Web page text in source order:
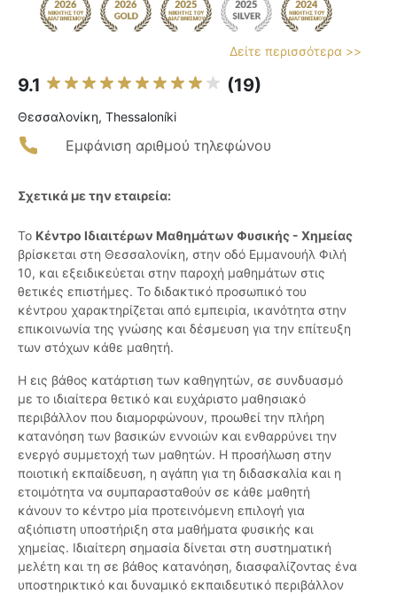
Δείτε περισσότερα >>
9.1 (19)
Θεσσαλονίκη, Thessaloníki
Εμφάνιση αριθμού τηλεφώνου
Σχετικά με την εταιρεία:
Το Κέντρο Ιδιαιτέρων Μαθημάτων Φυσικής - Χημείας
βρίσκεται στη Θεσσαλονίκη, στην οδό Εμμανουήλ Φιλή
10, και εξειδικεύεται στην παροχή μαθημάτων στις
θετικές επιστήμες. Το διδακτικό προσωπικό του
κέντρου χαρακτηρίζεται από εμπειρία, ικανότητα στην
επικοινωνία της γνώσης και δέσμευση για την επίτευξη
των στόχων κάθε μαθητή.
Η εις βάθος κατάρτιση των καθηγητών, σε συνδυασμό
με το ιδιαίτερα θετικό και ευχάριστο μαθησιακό
περιβάλλον που διαμορφώνουν, προωθεί την πλήρη
κατανόηση των βασικών εννοιών και ενθαρρύνει την
ενεργό συμμετοχή των μαθητών. Η προσήλωση στην
ποιοτική εκπαίδευση, η αγάπη για τη διδασκαλία και η
ετοιμότητα να συμπαρασταθούν σε κάθε μαθητή
κάνουν το κέντρο μία προτεινόμενη επιλογή για
αξιόπιστη υποστήριξη στα μαθήματα φυσικής και
χημείας. Ιδιαίτερη σημασία δίνεται στη συστηματική
μελέτη και τη σε βάθος κατανόηση, διασφαλίζοντας ένα
υποστηρικτικό και δυναμικό εκπαιδευτικό περιβάλλον